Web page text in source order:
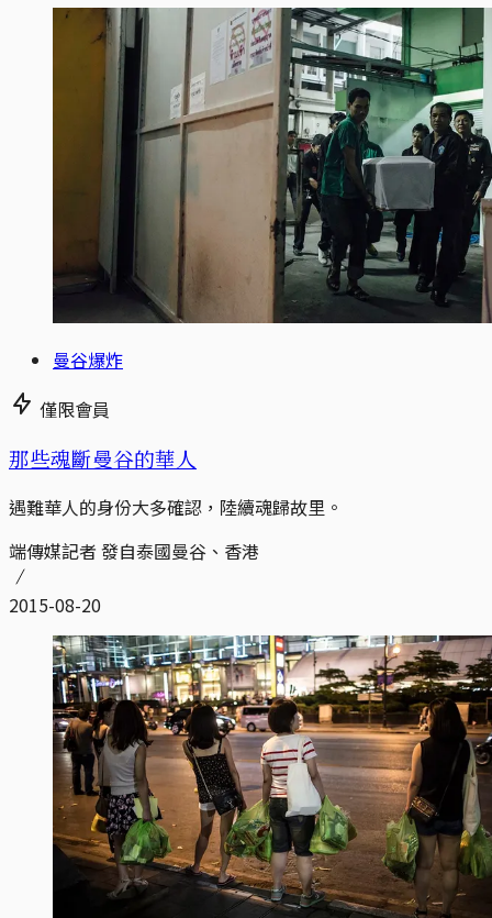
曼谷爆炸
僅限會員
那些魂斷曼谷的華人
遇難華人的身份大多確認，陸續魂歸故里。
端傳媒記者 發自泰國曼谷、香港
2015-08-20